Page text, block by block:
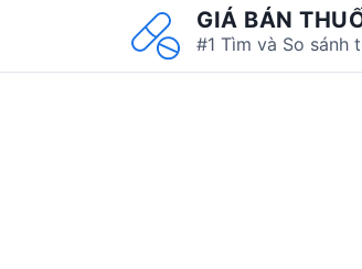
GIÁ BÁN
#1 Tìm và So sánh